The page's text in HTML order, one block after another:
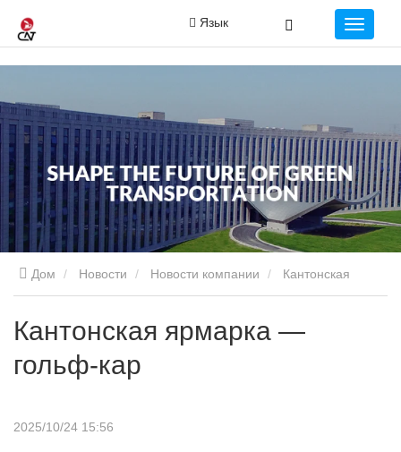
Язык
Дом Новости Новости компании
Кантонская ярмарка —
гольф-кар
2025/10/24 15:56